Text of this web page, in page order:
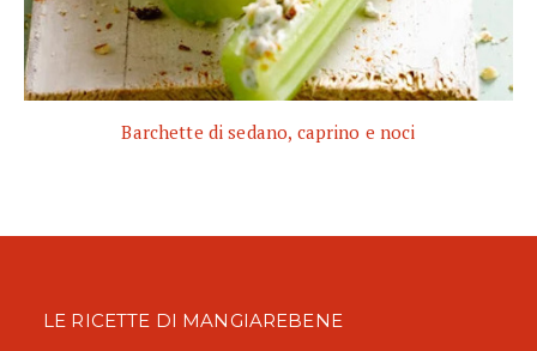
Barchette di sedano, caprino e noci
LE RICETTE DI MANGIAREBENE